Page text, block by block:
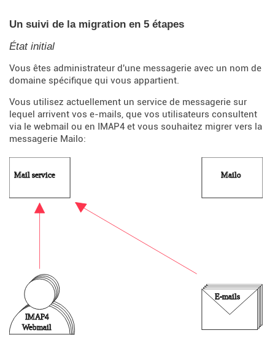
Un suivi de la migration en 5 étapes
État initial
Vous êtes administrateur d'une messagerie avec un nom de
domaine spécifique qui vous appartient.
Vous utilisez actuellement un service de messagerie sur
lequel arrivent vos e-mails, que vos utilisateurs consultent
via le webmail ou en IMAP4 et vous souhaitez migrer vers la
messagerie Mailo: